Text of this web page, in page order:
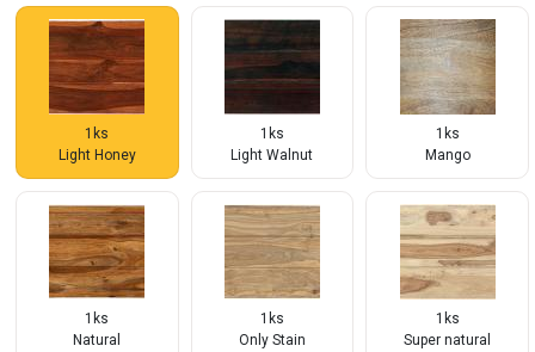
1ks
Light Honey
1ks
Light Walnut
1ks
Mango
1ks
Natural
1ks
Only Stain
1ks
Super natural